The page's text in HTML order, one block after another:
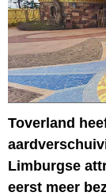
Toverland
Limburgse
eerst meer